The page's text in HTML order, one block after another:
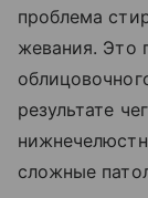
проблема
жевания. Это
результате
сложные